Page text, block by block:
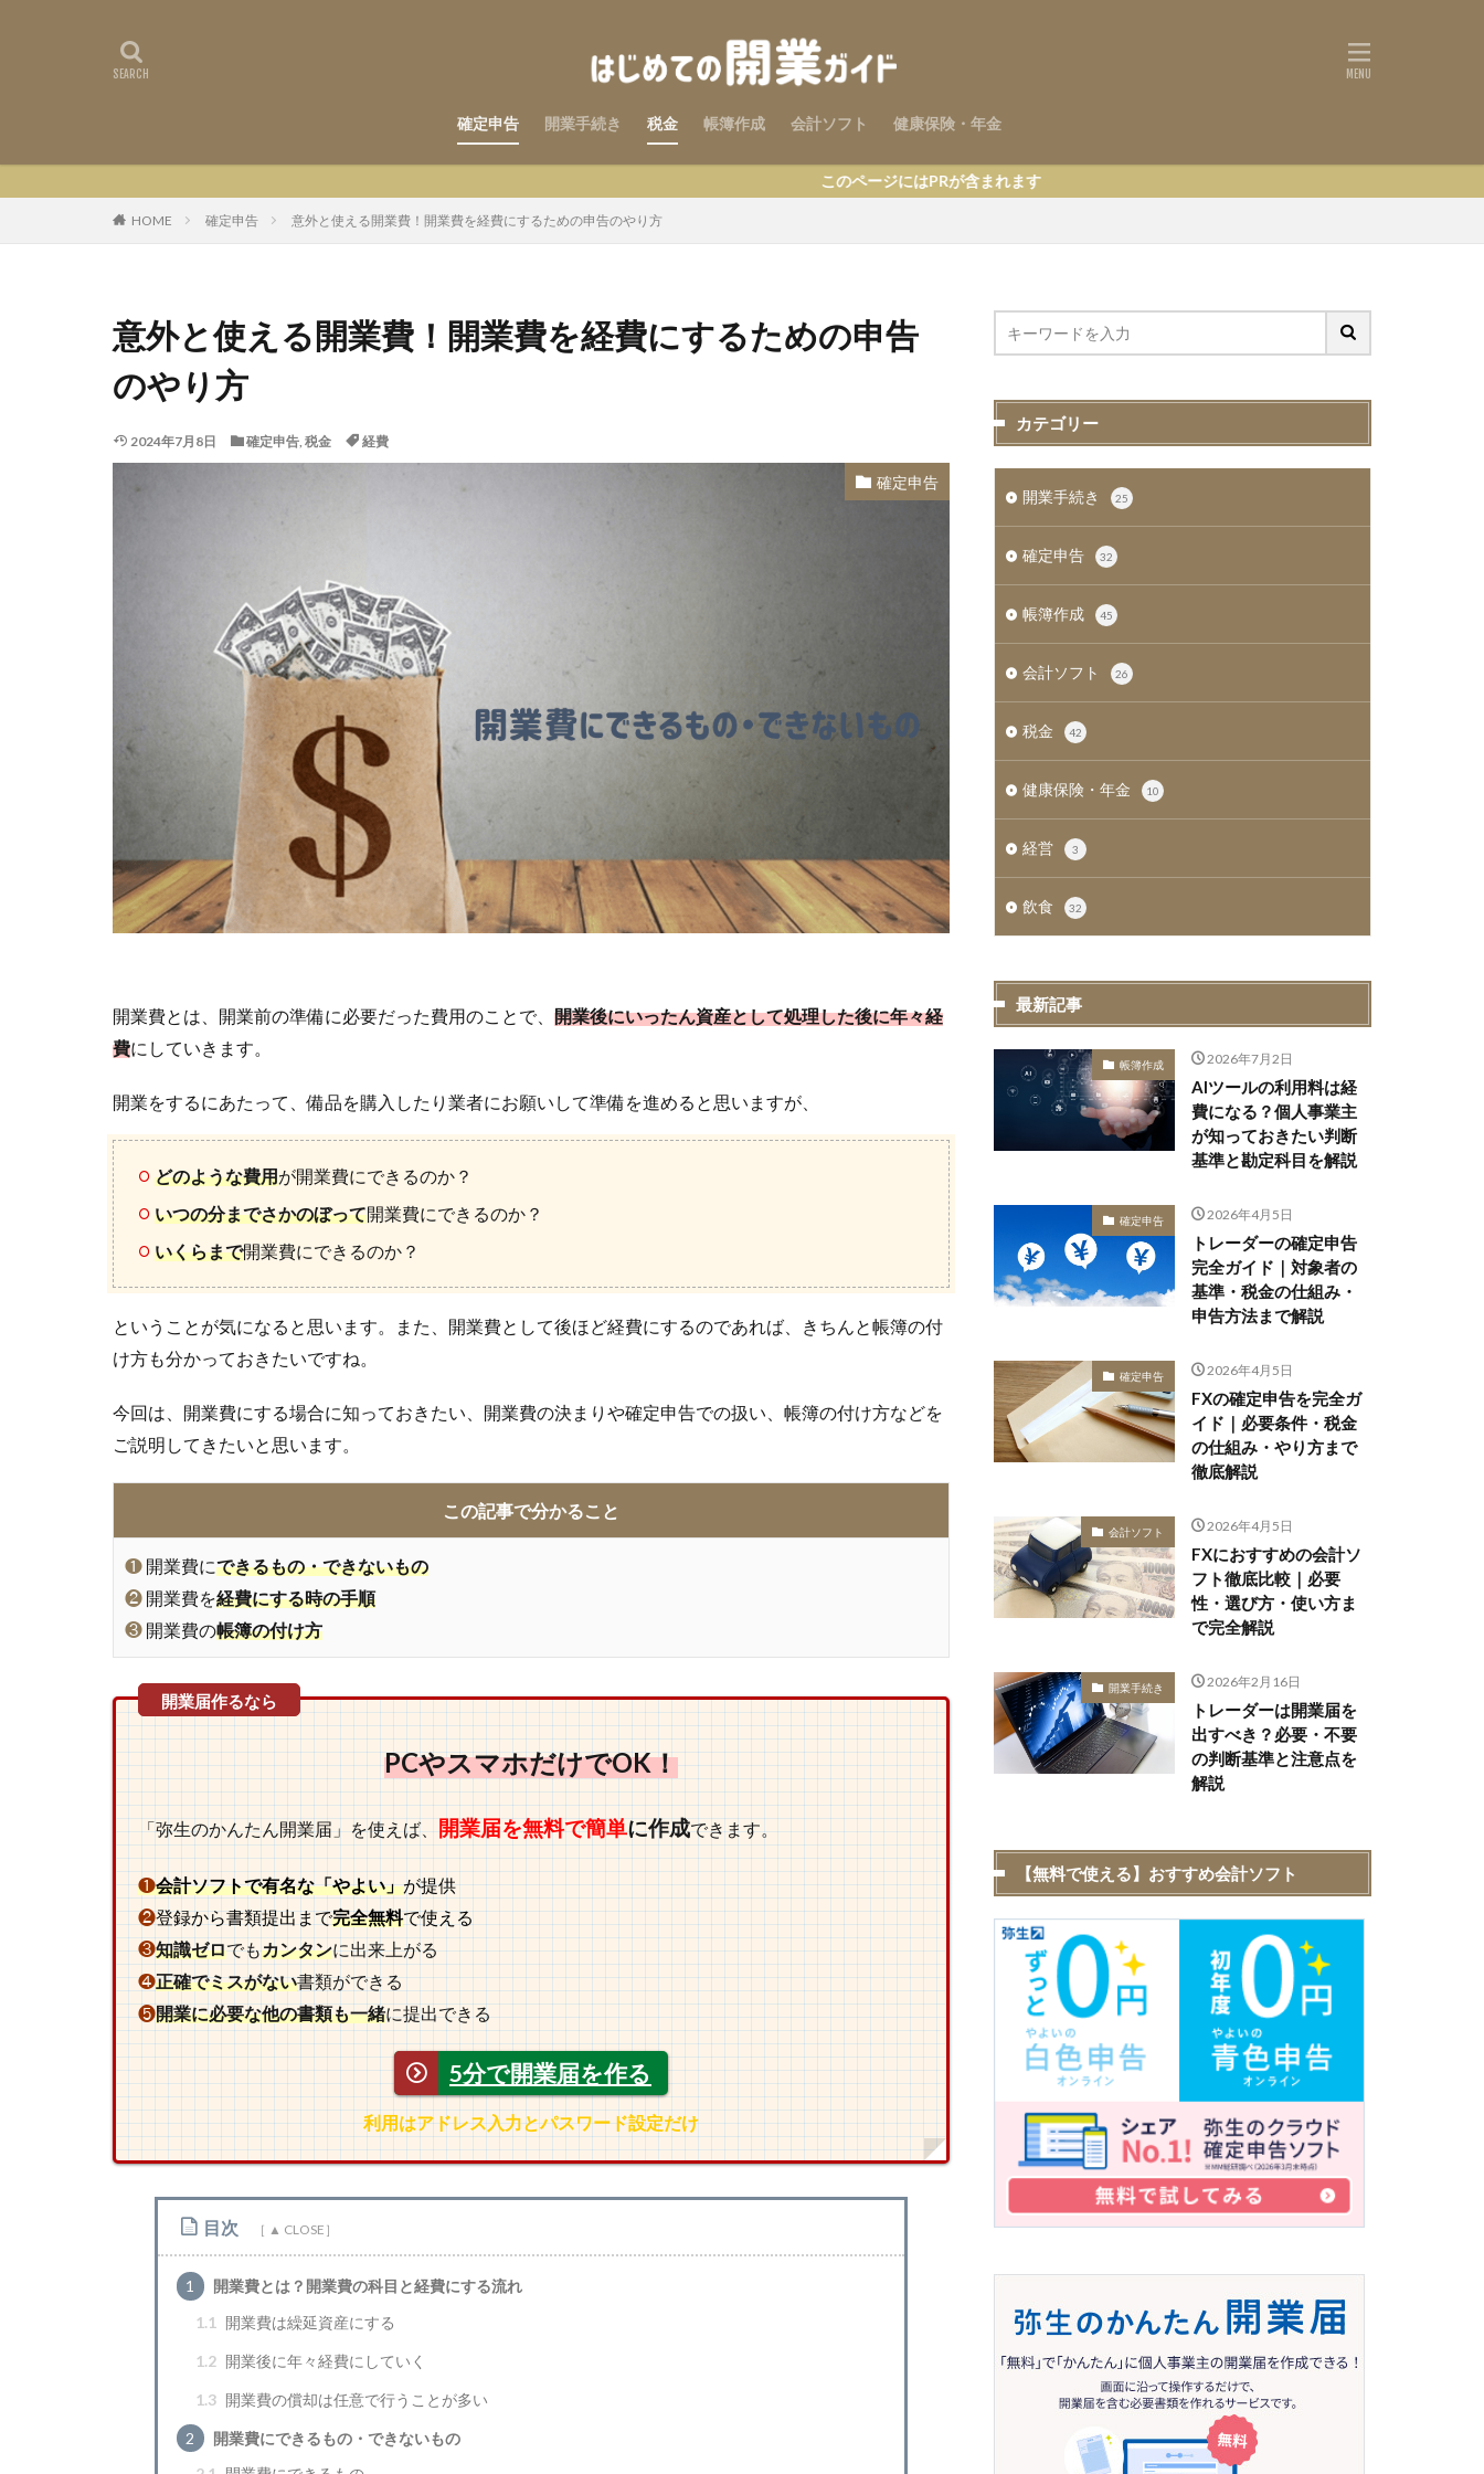
確定申告 開業手続き 税金 帳簿作成 会計ソフト 健康保険・年金
このページにはPRが含まれます
HOME 確定申告 意外と使える開業費！開業費を経費にするための申告のやり方
意外と使える開業費！開業費を経費にするための申告
のやり方
2024年7月8日 確定申告, 税金 経費
確定申告
開業費とは、開業前の準備に必要だった費用のことで、 開業後にいったん資産として処理した後に年々経
費にしていきます。
開業をするにあたって、備品を購入したり業者にお願いして準備を進めると思いますが、
どのような費用が開業費にできるのか？
いつの分までさかのぼって開業費にできるのか？
いくらまで開業費にできるのか？
ということが気になると思います。また、開業費として後ほど経費にするのであれば、きちんと帳簿の付
け方も分かっておきたいですね。
今回は、開業費にする場合に知っておきたい、開業費の決まりや確定申告での扱い、帳簿の付け方などを
ご説明してきたいと思います。
この記事で分かること
❶ 開業費にできるもの・できないもの
❷ 開業費を経費にする時の手順
❸ 開業費の帳簿の付け方
PCやスマホだけでOK！
「弥生のかんたん開業届」を使えば、開業届を無料で簡単に作成できます。
❶会計ソフトで有名な「やよい」が提供
❷登録から書類提出まで完全無料で使える
❸知識ゼロでもカンタンに出来上がる
❹正確でミスがない書類ができる
❺開業に必要な他の書類も一緒に提出できる
5分で開業届を作る
利用はアドレス入力とパスワード設定だけ
目次
1
開業費とは？開業費の科目と経費にする流れ
1.1
開業費は繰延資産にする
1.2 開業後に年々経費にしていく
1.3 開業費の償却は任意で行うことが多い
2
開業費にできるもの・できないもの
カテゴリー
開業手続き 25
確定申告 32
帳簿作成 45
会計ソフト 26
税金 42
健康保険・年金 10
経営 3
飲食 32
最新記事
帳簿作成 2026年7月2日
AIツールの利用料は経
費になる？個人事業主
が知っておきたい判断
基準と勘定科目を解説
確定申告 2026年4月5日
トレーダーの確定申告
完全ガイド｜対象者の
基準・税金の仕組み・
申告方法まで解説
確定申告 2026年4月5日
FXの確定申告を完全ガ
イド｜必要条件・税金
の仕組み・やり方まで
徹底解説
会計ソフト 2026年4月5日
FXにおすすめの会計ソ
フト徹底比較｜必要
性・選び方・使い方ま
で完全解説
開業手続き 2026年2月16日
トレーダーは開業届を
出すべき？必要・不要
の判断基準と注意点を
解説
【無料で使える】おすすめ会計ソフト